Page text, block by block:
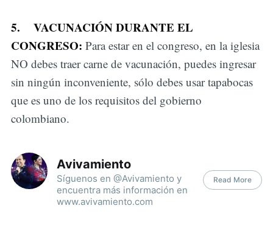
5. VACUNACIÓN DURANTE EL
CONGRESO: Para estar en el congreso, en la iglesia
NO debes traer carne de vacunación, puedes ingresar
sin ningún inconveniente, sólo debes usar tapabocas
que es uno de los requisitos del gobierno
colombiano.
Avivamiento
Síguenos en @Avivamiento y
encuentra más información en
www.avivamiento.com
Read More